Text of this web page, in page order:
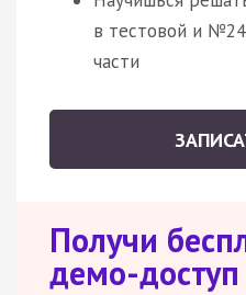
в тестовой и
части
Получи
демо-доступ